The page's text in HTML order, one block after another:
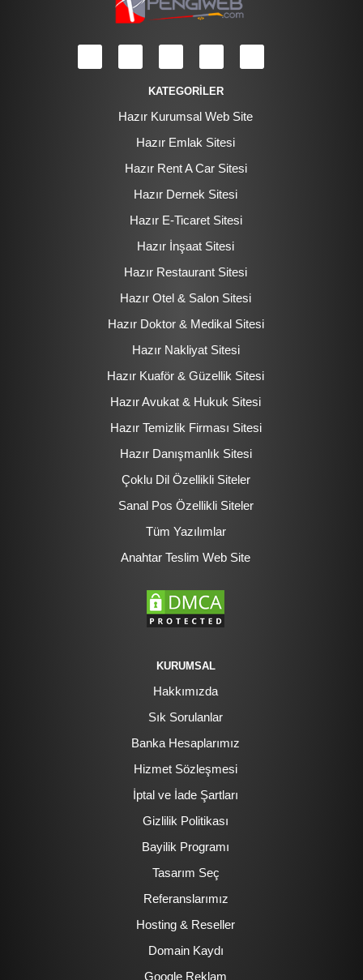
KATEGORİLER
Hazır Kurumsal Web Site
Hazır Emlak Sitesi
Hazır Rent A Car Sitesi
Hazır Dernek Sitesi
Hazır E-Ticaret Sitesi
Hazır İnşaat Sitesi
Hazır Restaurant Sitesi
Hazır Otel & Salon Sitesi
Hazır Doktor & Medikal Sitesi
Hazır Nakliyat Sitesi
Hazır Kuaför & Güzellik Sitesi
Hazır Avukat & Hukuk Sitesi
Hazır Temizlik Firması Sitesi
Hazır Danışmanlık Sitesi
Çoklu Dil Özellikli Siteler
Sanal Pos Özellikli Siteler
Tüm Yazılımlar
Anahtar Teslim Web Site
KURUMSAL
Hakkımızda
Sık Sorulanlar
Banka Hesaplarımız
Hizmet Sözleşmesi
İptal ve İade Şartları
Gizlilik Politikası
Bayilik Programı
Tasarım Seç
Referanslarımız
Hosting & Reseller
Domain Kaydı
Google Reklam